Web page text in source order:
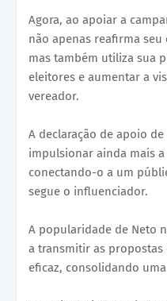
Agora, ao apoiar a
não apenas reafirma
mas também utiliza sua
eleitores e aumentar a
vereador.
A declaração de apoio
impulsionar ainda mais a
conectando-o a um
segue o influenciador.
A popularidade de Neto
a transmitir as
eficaz, consolidando